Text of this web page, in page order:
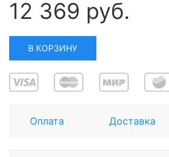
12 369 руб.
В КОРЗИНУ
Оплата Доставка